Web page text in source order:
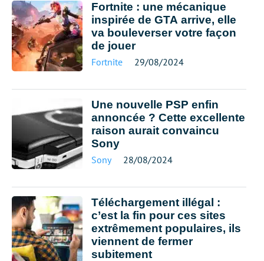
Fortnite : une mécanique
inspirée de GTA arrive, elle
va bouleverser votre façon
de jouer
Fortnite 29/08/2024
Une nouvelle PSP enfin
annoncée ? Cette excellente
raison aurait convaincu
Sony
Sony 28/08/2024
Téléchargement illégal :
c’est la fin pour ces sites
extrêmement populaires, ils
viennent de fermer
subitement